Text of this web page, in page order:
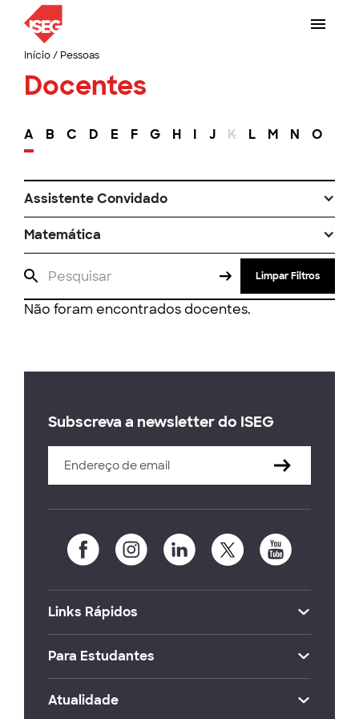
Início/ Pessoas
Docentes
A B C D E F G H I J K L M N O
Assistente Convidado
Matemática
Limpar Filtros
Não foram encontrados docentes.
Subscreva a newsletter do ISEG
Links Rápidos
Para Estudantes
Atualidade